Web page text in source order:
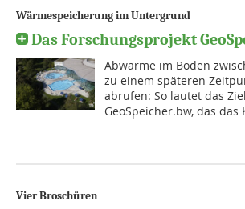
Wärmespeicherung im Untergrund
Das Forschungsprojekt
Abwärme im Boden
zu einem späteren
abrufen: So lautet das
GeoSpeicher.bw, das das
Vier Broschüren